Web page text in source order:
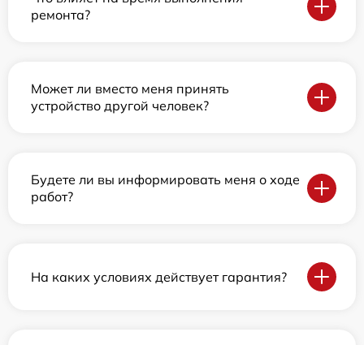
ремонта?
Может ли вместо меня принять
устройство другой человек?
Будете ли вы информировать меня о ходе
работ?
На каких условиях действует гарантия?